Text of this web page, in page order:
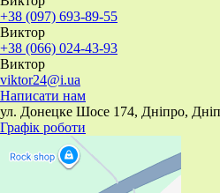
+38 (097) 693-89-55
Виктор
+38 (066) 024-43-93
Виктор
viktor24@i.ua
Написати нам
ул. Донецке Шосе 174, Дніпро,
Графік роботи